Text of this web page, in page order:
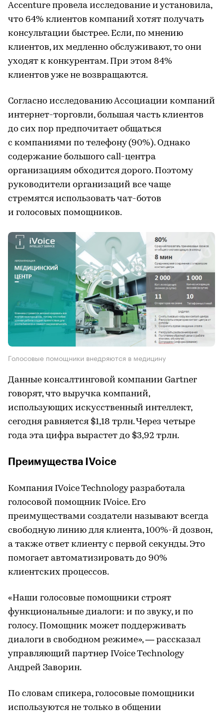
Accenture провела исследование и установила,
что 64% клиентов компаний хотят получать
консультации быстрее. Если, по мнению
клиентов, их медленно обслуживают, то они
уходят к конкурентам. При этом 84%
клиентов уже не возвращаются.
Согласно исследованию Ассоциации компаний
интернет-торговли, большая часть клиентов
до сих пор предпочитает общаться
с компаниями по телефону (90%). Однако
содержание большого call-центра
организациям обходится дорого. Поэтому
руководители организаций все чаще
стремятся использовать чат-ботов
и голосовых помощников.
Голосовые помощники внедряются в медицину
Данные консалтинговой компании Gartner
говорят, что выручка компаний,
использующих искусственный интеллект,
сегодня равняется $1,18 трлн. Через четыре
года эта цифра вырастет до $3,92 трлн.
Преимущества IVoice
Компания IVoice Technology разработала
голосовой помощник IVoice. Его
преимуществами создатели называют всегда
свободную линию для клиента, 100%-й дозвон,
а также ответ клиенту с первой секунды. Это
помогает автоматизировать до 90%
клиентских процессов.
«Наши голосовые помощники строят
функциональные диалоги: и по звуку, и по
голосу. Помощник может поддерживать
диалоги в свободном режиме», — рассказал
управляющий партнер IVoice Technology
Андрей Заворин.
По словам спикера, голосовые помощники
используются не только в общении